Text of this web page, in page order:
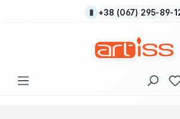
Перейти к основному содержанию
+38 (067) 295-89-